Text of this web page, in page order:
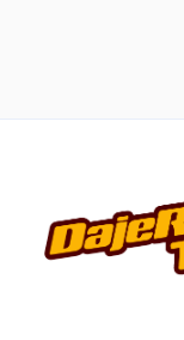
contenuto